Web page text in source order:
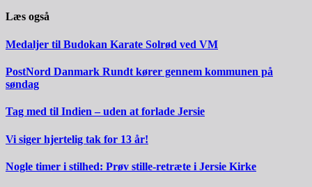
Læs også
Medaljer til Budokan Karate Solrød ved VM
PostNord Danmark Rundt kører gennem kommunen på
søndag
Tag med til Indien – uden at forlade Jersie
Vi siger hjertelig tak for 13 år!
Nogle timer i stilhed: Prøv stille-retræte i Jersie Kirke